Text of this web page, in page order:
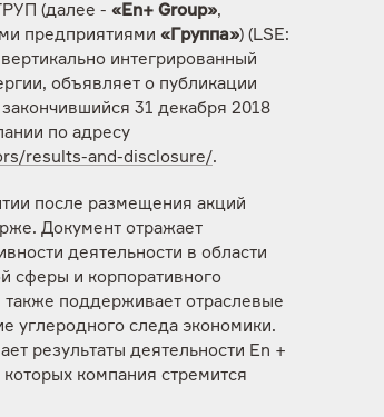
(далее - «En+ Group»,
предприятиями «Группа») (LSE:
интегрированный
объявляет о публикации
31 декабря 2018
по адресу
results-and-disclosure/.
после размещения акций
Документ отражает
деятельности в области
сферы и корпоративного
также поддерживает отраслевые
углеродного следа экономики.
результаты деятельности En +
компания стремится